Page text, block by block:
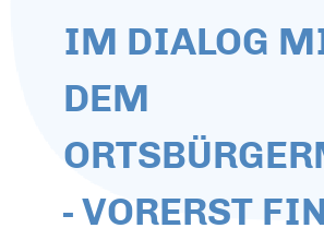
IM DIALOG
DEM
- VORERST